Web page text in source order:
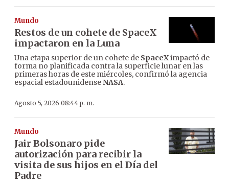
Mundo
Restos de un cohete de SpaceX
impactaron en la Luna
Una etapa superior de un cohete de SpaceXimpactó de
forma no planificada contra la superficie lunar en las
primeras horas de este miércoles, confirmó la agencia
espacial estadounidenseNASA.
Agosto 5, 2026 08:44 p. m.
Mundo
Jair Bolsonaro pide
autorización para recibir la
visita de sus hijos en el Día del
Padre